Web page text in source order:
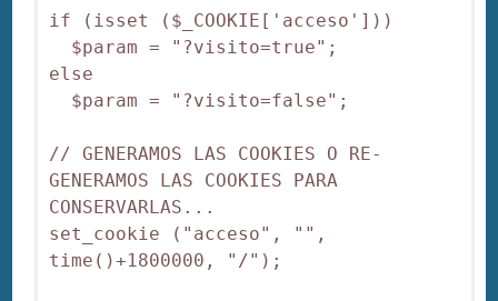
if (isset ($_COOKIE['acceso']))
$param = "?visito=true";
else
$param = "?visito=false";
// GENERAMOS LAS COOKIES O RE-
GENERAMOS LAS COOKIES PARA
CONSERVARLAS...
set_cookie ("acceso", "",
time()+1800000, "/");